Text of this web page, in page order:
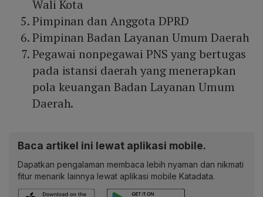
Wali Kota
Pimpinan dan Anggota DPRD
Pimpinan Badan Layanan Umum Daerah
Pegawai nonpegawai PNS yang bertugas
pada istansi daerah yang menerapkan
pola keuangan Badan Layanan Umum
Daerah.
Baca artikel ini lewat aplikasi mobile.
Dapatkan pengalaman membaca lebih nyaman dan nikmati
fitur menarik lainnya lewat aplikasi mobile Katadata.